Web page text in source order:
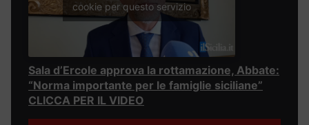
cookie per questo servizio
Sala d’Ercole approva la rottamazione, Abbate:
“Norma importante per le famiglie siciliane”
CLICCA PER IL VIDEO